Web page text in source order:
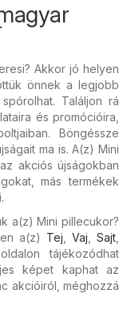
Akkor jó helyen
önnek a legjobb
Találjon rá
és promócióira,
Böngéssze
ma is. A(z) Mini
akciós újságokban
más termékek
a(z) Mini pillecukor?
a(z) Tej Vaj ,Sajt
tájékozódhat
képet kaphat az
akcióiról, méghozzá